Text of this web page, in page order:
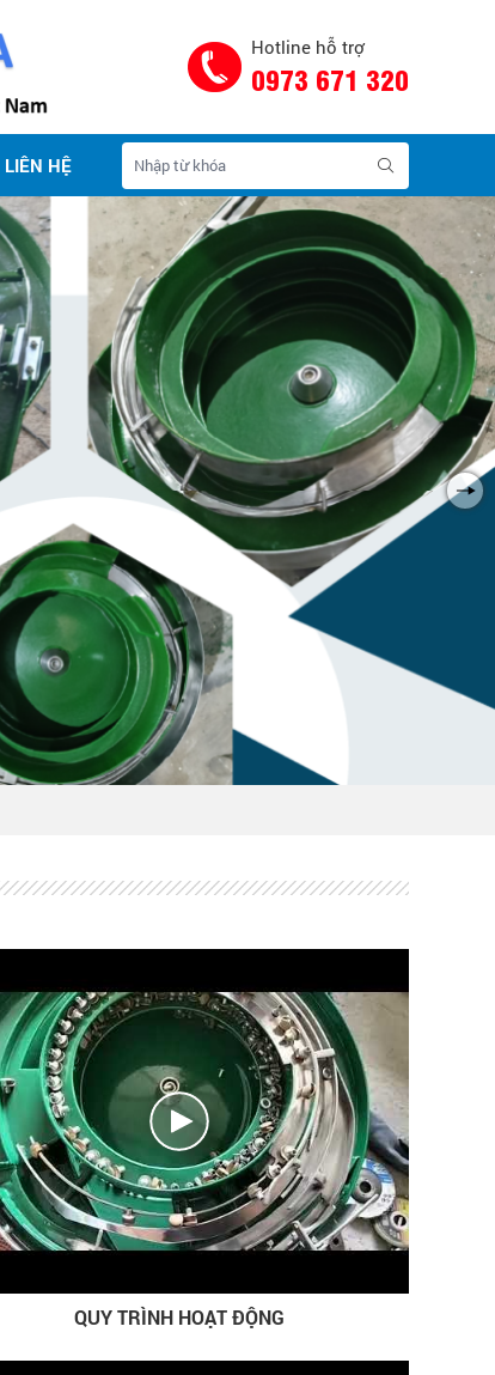
Hotline hỗ trợ
0973 671 320
LIÊN HỆ
QUY TRÌNH HOẠT ĐỘNG